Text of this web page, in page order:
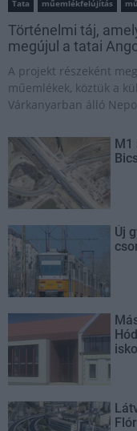
Tata műemlékfelújítás
Történelmi táj,
megújul a tatai
A projekt részeként
műemlékek, köztük a
Várkanyarban álló
M1
Új